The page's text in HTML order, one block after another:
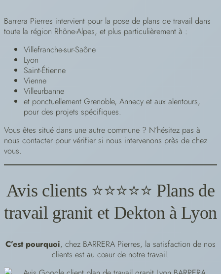
Barrera Pierres intervient pour la pose de plans de travail dans
toute la région Rhône-Alpes, et plus particulièrement à :
Villefranche-sur-Saône
Lyon
Saint-Étienne
Vienne
Villeurbanne
et ponctuellement Grenoble, Annecy et aux alentours,
pour des projets spécifiques.
Vous êtes situé dans une autre commune ? N’hésitez pas à
nous contacter pour vérifier si nous intervenons près de chez
vous.
Avis clients ⭐⭐⭐⭐⭐ Plans de
travail granit et Dekton à Lyon
C’est pourquoi, chez BARRERA Pierres, la satisfaction de nos
clients est au cœur de notre travail.